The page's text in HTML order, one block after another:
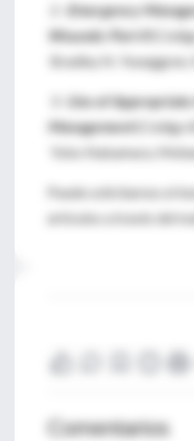
Emergency
Wounds: Part II
Bradley N.
Use of
Management(Código 8)
Yoko Nakamura,
Puede solicitarnos el
artículos a través del
Comentarios